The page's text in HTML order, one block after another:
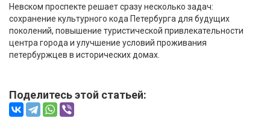
Невском проспекте решает сразу несколько задач:
сохранение культурного кода Петербурга для будущих
поколений, повышение туристической привлекательности
центра города и улучшение условий проживания
петербуржцев в исторических домах.
Поделитесь этой статьей: